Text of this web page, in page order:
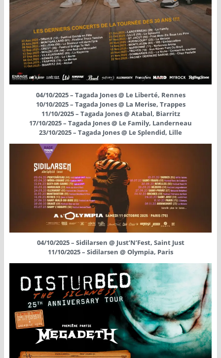
04/10/2025 – Tagada Jones @ Le Liberté, Rennes
10/10/2025 – Tagada Jones @ La Merise, Trappes
11/10/2025 – Tagada Jones @ Atabal, Biarritz
17/10/2025 – Tagada Jones @ Le Family, Landerneau
23/10/2025 – Tagada Jones @ Le Splendid, Lille
04/10/2025 – Sidilarsen @ Just’N’Fest, Saint Just
11/10/2025 – Sidilarsen @ Olympia, Paris